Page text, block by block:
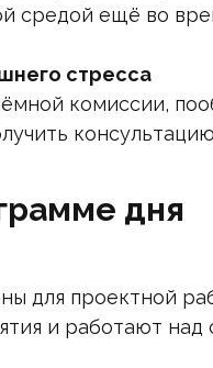
средой ещё во
стресса
комиссии,
дня
для проектной
и работают над